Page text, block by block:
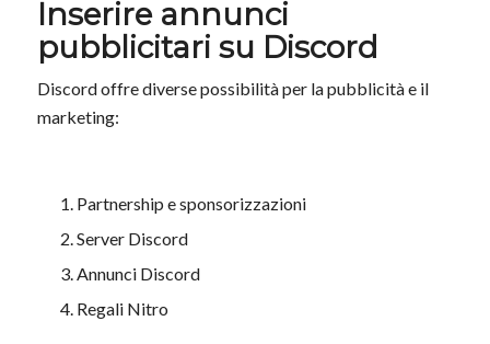
Inserire annunci
pubblicitari su Discord
Discord offre diverse possibilità per la pubblicità e il
marketing:
Partnership e sponsorizzazioni
Server Discord
Annunci Discord
Regali Nitro